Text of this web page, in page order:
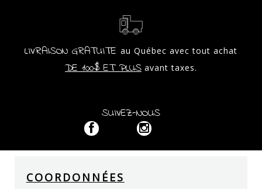
LIVRAISON GRATUITE au Québec avec tout achat
DE 100$ ET PLUS avant taxes.
SUIVEZ-NOUS
COORDONNÉES